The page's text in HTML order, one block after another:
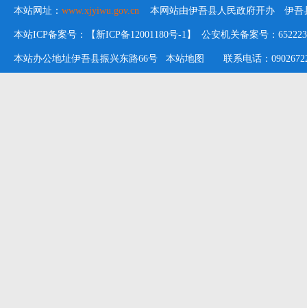
本站网址： www.xjyiwu.gov.cn 本网站由伊吾县人民政府开办 伊吾
本站ICP备案号：【新ICP备12001180号-1】 公安机关备案号：
本站办公地址伊吾县振兴东路66号 本站地图 联系电话：